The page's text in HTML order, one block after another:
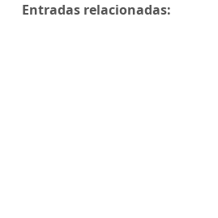
Entradas relacionadas: